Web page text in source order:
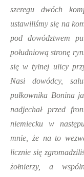
szeregu dwóch
ustawiliśmy się na
pod dowództwem
południową stronę
się w tylnej ulicy
Nasi dowódcy,
pułkownika Bonina
nadjechał przed
niemiecku w
mnie, że na to
licznie się
żołnierzy, a